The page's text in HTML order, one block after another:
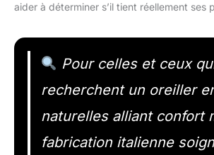
aider à déterminer s’il tient réellement ses
Pour celles et ceux
recherchent un oreiller
naturelles alliant confort
fabrication italienne